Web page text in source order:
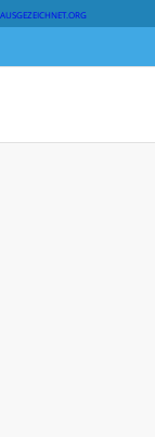
AUSGEZEICHNET.ORG